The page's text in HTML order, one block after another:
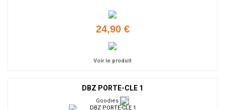
24,90 €
Voir le produit
DBZ PORTE-CLE 1
Goodies